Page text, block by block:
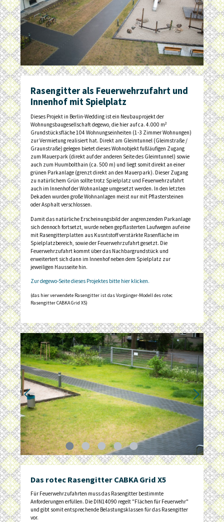
Rasengitter als Feuerwehrzufahrt und
Innenhof mit Spielplatz
Dieses Projekt in Berlin-Wedding ist ein Neubauprojekt der
Wohnungsbaugesellschaft degewo, die hier auf ca. 4.000 m²
Grundstücksfläche 104 Wohnungseinheiten (1-3 Zimmer Wohnungen)
zur Vermietung realisiert hat. Direkt am Gleimtunnel (Gleimstraße /
Graunstraße) gelegen bietet dieses Wohnobjekt fußläufigen Zugang
zum Mauerpark (direkt auf der anderen Seite des Gleimtunnel) sowie
auch zum Huumbolthain (ca. 500 m) und liegt somit direkt an einer
grünen Parkanlage (grenzt direkt an den Mauerpark). Dieser Zugang
zu natürlichem Grün sollte trotz Spielplatz und Feuerwehrzufahrt
auch im Innenhof der Wohnanlage umgesetzt werden. In den letzten
Dekaden wurden große Wohnanlagen meist nur mit Pflastersteinen
oder Asphalt verschlossen.
Damit das natürliche Erscheinungsbild der angrenzenden Parkanlage
sich dennoch fortsetzt, wurde neben gepflasterten Laufwegen auf eine
mit Rasengitterplatten aus Kusntstoff verstärkte Rasenfläche im
Spielplatzbereich, sowie der Feuerwehrzufahrt gesetzt. Die
Feuerwehrzufahrt kommt über das Nachbargrundstück und
erweitertert sich dann im Innenhof neben dem Spielplatz zur
jeweiligen Hausseite hin.
Zur degewo-Seite dieses Projektes bitte hier klicken.
(das hier verwendete Rasengitter ist das Vorgänger-Modell des rotec
Rasengitter CABKA Grid X5)
Das rotec Rasengitter CABKA Grid X5
Für Feuerwehrzufahrten muss das Rasengitter bestimmte
Anforderungen erfüllen. Die DIN14090 regelt "Flächen für Feuerwehr"
und gibt somit entsprechende Belastungsklassen für das Rasengitter
vor.